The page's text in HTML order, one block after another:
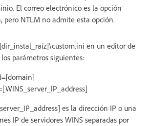
El correo electrónico es la opción
pero NTLM no admite esta opción.
en un editor de
parámetros siguientes:
es la dirección IP o una
IP de servidores WINS separadas por